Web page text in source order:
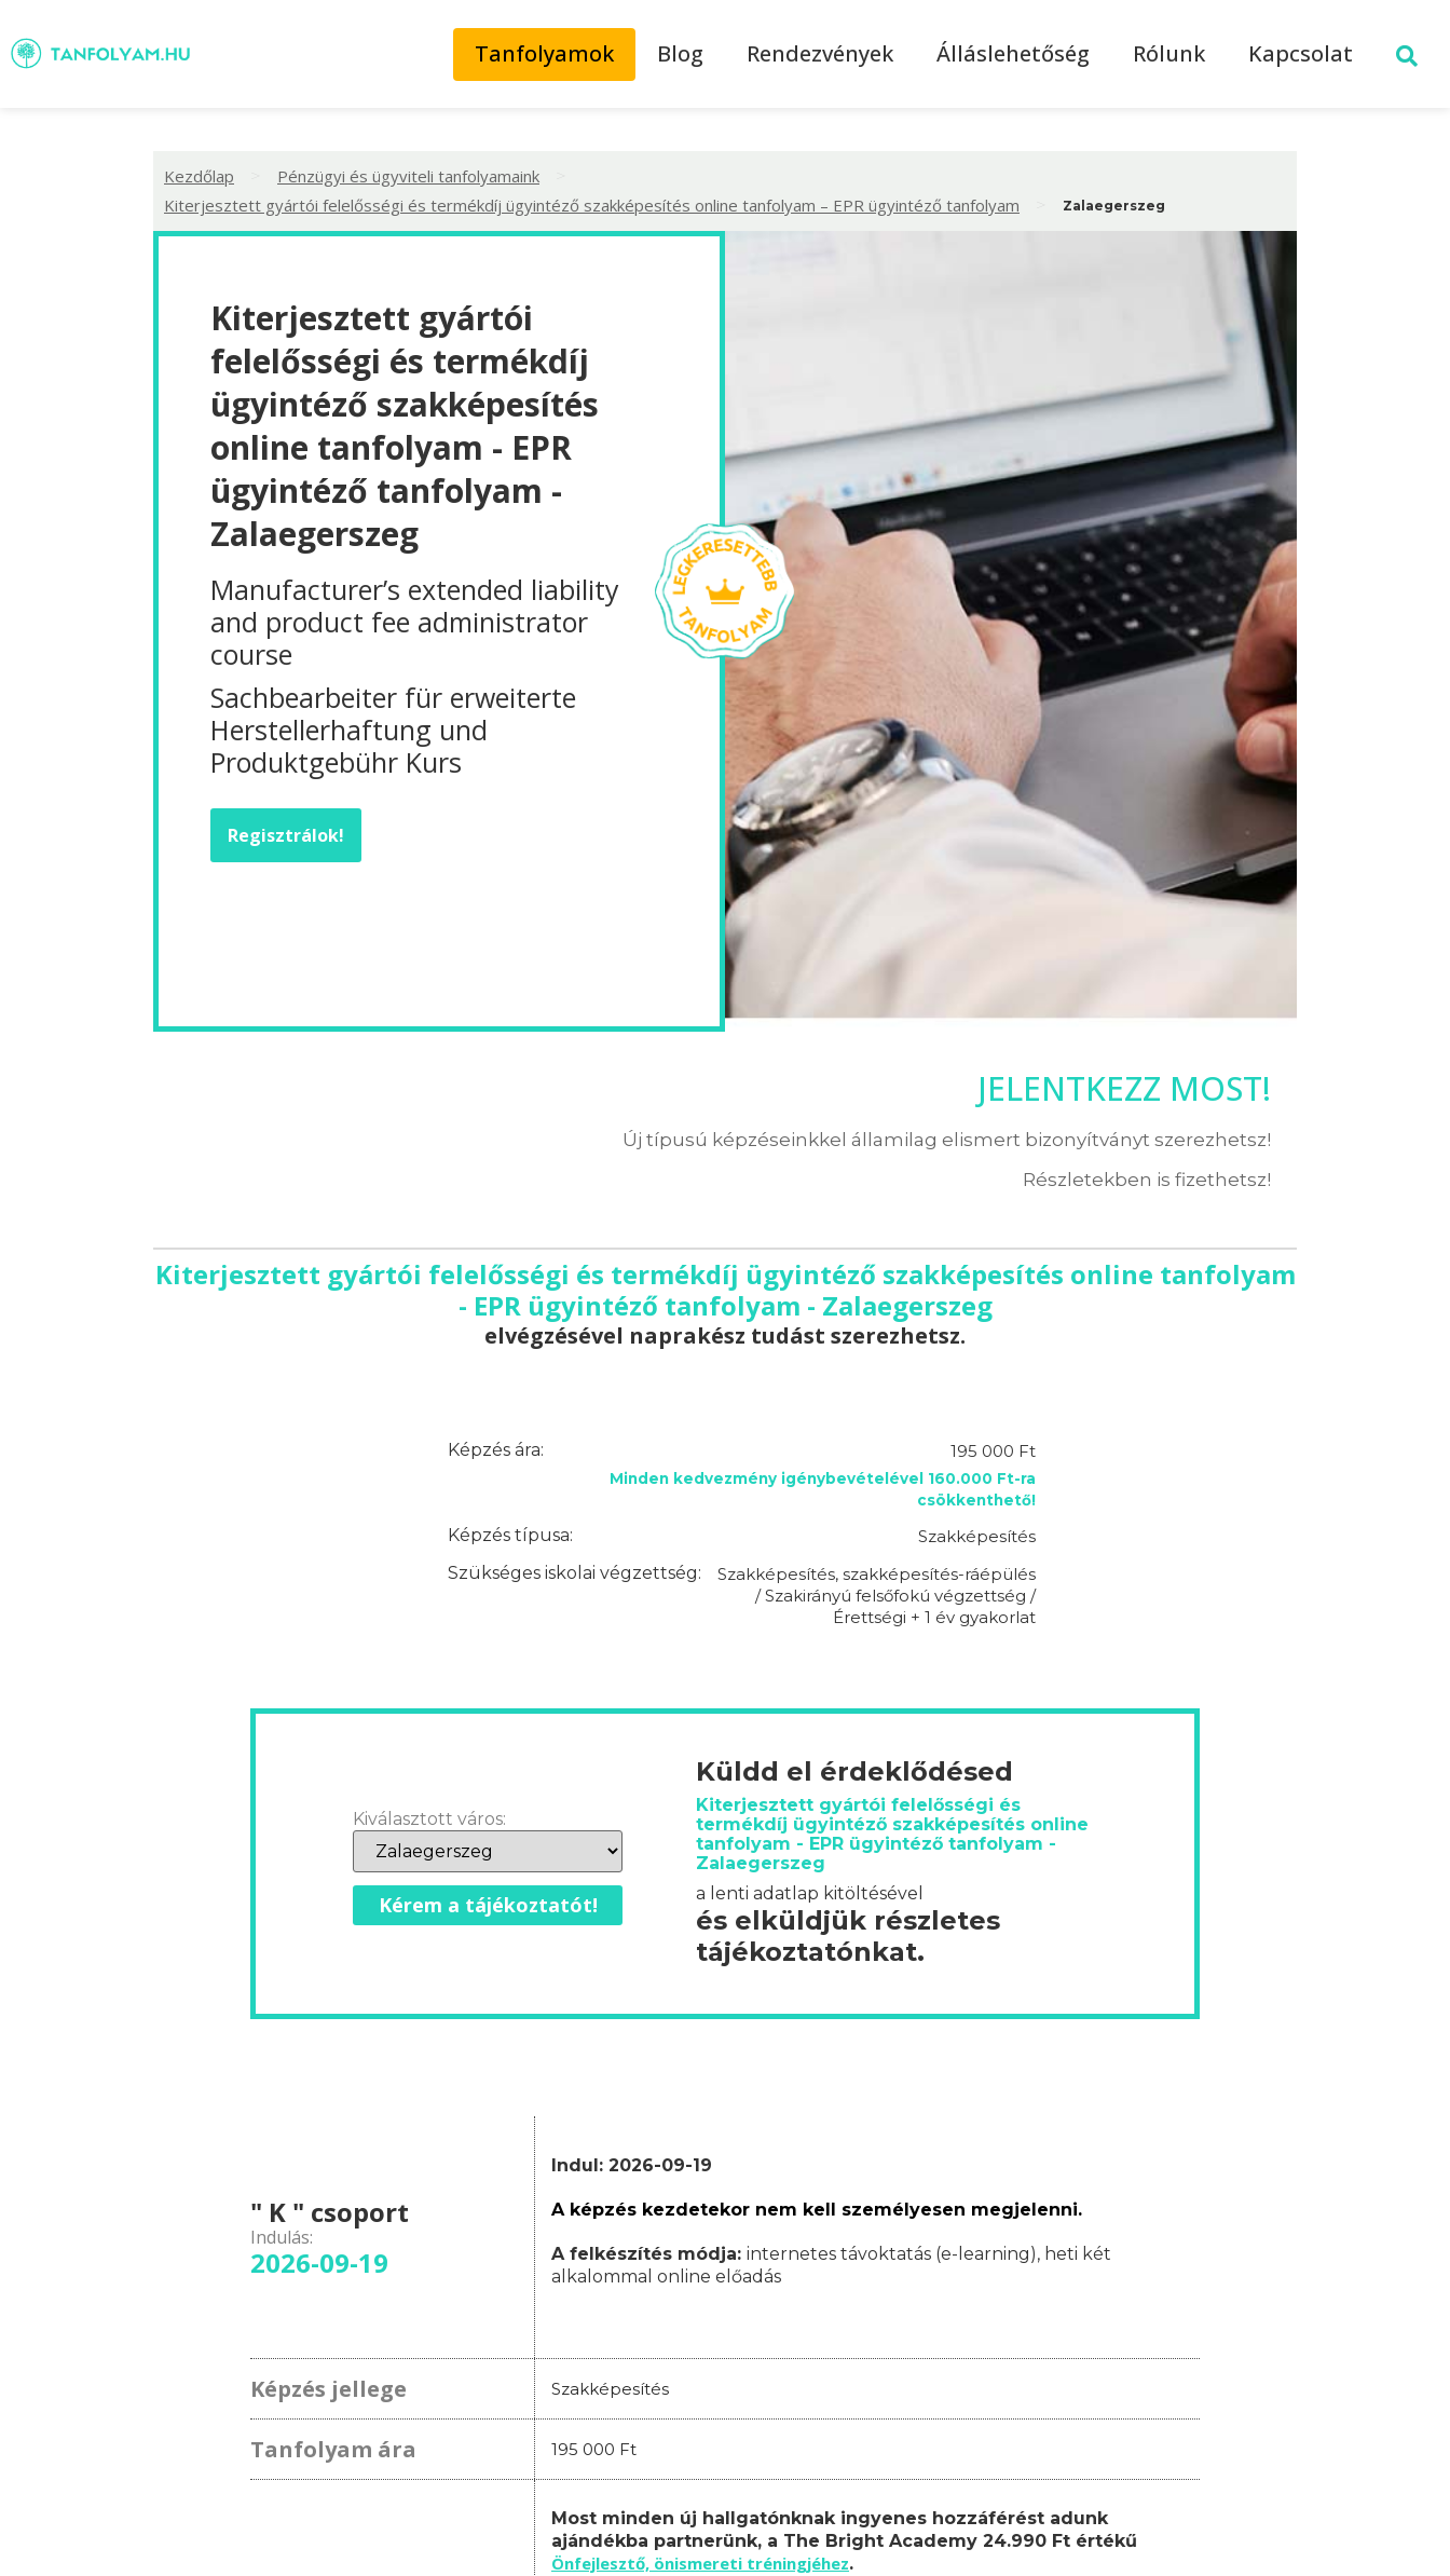
Tanfolyamok Blog Rendezvények Álláslehetőség Rólunk Kapcsolat
Kezdőlap Pénzügyi és ügyviteli tanfolyamaink
Kiterjesztett gyártói felelősségi és termékdíj ügyintéző szakképesítés online tanfolyam – EPR ügyintéző tanfolyam Zalaegerszeg
Kiterjesztett gyártói
felelősségi és termékdíj
ügyintéző szakképesítés
online tanfolyam - EPR
ügyintéző tanfolyam -
Zalaegerszeg
Manufacturer’s extended liability
and product fee administrator
course
Sachbearbeiter für erweiterte
Herstellerhaftung und
Produktgebühr Kurs
Regisztrálok!
JELENTKEZZ MOST!
Új típusú képzéseinkkel államilag elismert bizonyítványt szerezhetsz!
Részletekben is fizethetsz!
Kiterjesztett gyártói felelősségi és termékdíj ügyintéző szakképesítés online tanfolyam
- EPR ügyintéző tanfolyam - Zalaegerszeg
elvégzésével naprakész tudást szerezhetsz.
Képzés ára: 195 000 Ft
Minden kedvezmény igénybevételével 160.000 Ft-ra
csökkenthető!
Képzés típusa:
Szakképesítés
Szükséges iskolai végzettség:
Szakképesítés, szakképesítés-ráépülés
/ Szakirányú felsőfokú végzettség /
Érettségi + 1 év gyakorlat
Kiválasztott város:
Kérem a tájékoztatót!
Küldd el érdeklődésed
Kiterjesztett gyártói felelősségi és
termékdíj ügyintéző szakképesítés online
tanfolyam - EPR ügyintéző tanfolyam -
Zalaegerszeg
a lenti adatlap kitöltésével
és elküldjük részletes
tájékoztatónkat.
" K " csoport
Indulás:
2026-09-19
Indul: 2026-09-19
A képzés kezdetekor nem kell személyesen megjelenni.
A felkészítés módja: internetes távoktatás (e-learning), heti két
alkalommal online előadás
Képzés jellege Szakképesítés
Tanfolyam ára 195 000 Ft
Most minden új hallgatónknak ingyenes hozzáférést adunk
ajándékba partnerünk, a The Bright Academy 24.990 Ft értékű
Önfejlesztő, önismereti tréningjéhez.